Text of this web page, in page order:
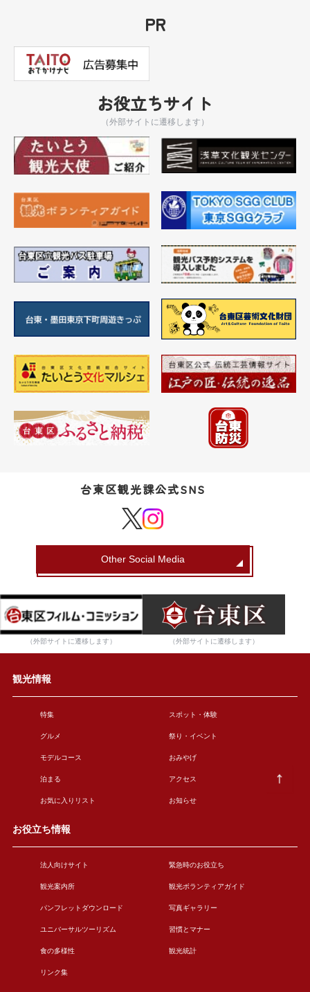
PR
お役立ちサイト
（外部サイトに遷移します）
台東区観光課公式SNS
Other Social Media
（外部サイトに遷移します） （外部サイトに遷移します）
観光情報
特集 スポット・体験
グルメ 祭り・イベント
モデルコース おみやげ
泊まる アクセス
お気に入りリスト お知らせ
お役立ち情報
法人向けサイト 緊急時のお役立ち
観光案内所 観光ボランティアガイド
パンフレットダウンロード 写真ギャラリー
ユニバーサルツーリズム 習慣とマナー
食の多様性 観光統計
リンク集